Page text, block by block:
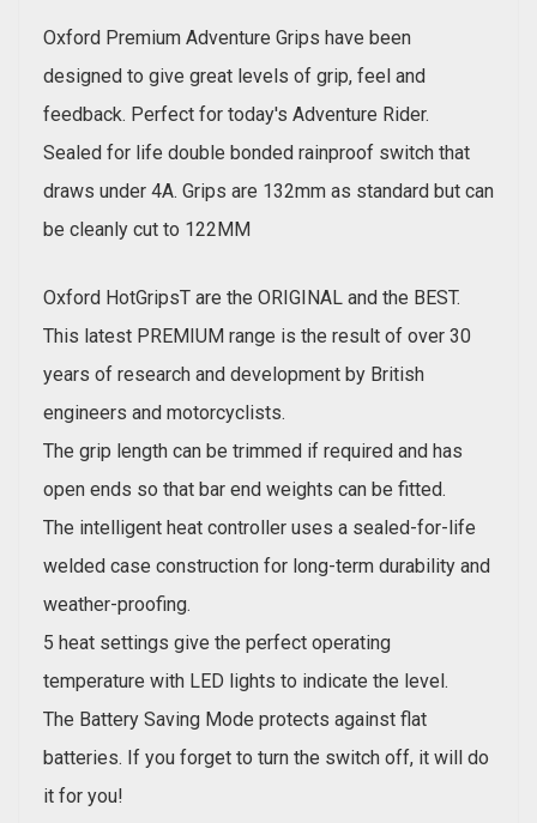
Oxford Premium Adventure Grips have been
designed to give great levels of grip, feel and
feedback. Perfect for today's Adventure Rider.
Sealed for life double bonded rainproof switch that
draws under 4A. Grips are 132mm as standard but can
be cleanly cut to 122MM
Oxford HotGripsT are the ORIGINAL and the BEST.
This latest PREMIUM range is the result of over 30
years of research and development by British
engineers and motorcyclists.
The grip length can be trimmed if required and has
open ends so that bar end weights can be fitted.
The intelligent heat controller uses a sealed-for-life
welded case construction for long-term durability and
weather-proofing.
5 heat settings give the perfect operating
temperature with LED lights to indicate the level.
The Battery Saving Mode protects against flat
batteries. If you forget to turn the switch off, it will do
it for you!